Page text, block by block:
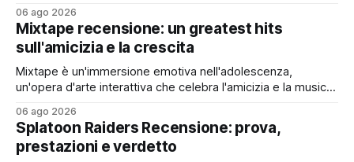
06 ago 2026
Mixtape recensione: un greatest hits
sull'amicizia e la crescita
Mixtape è un'immersione emotiva nell'adolescenza,
un'opera d'arte interattiva che celebra l'amicizia e la musica
06 ago 2026
Splatoon Raiders Recensione: prova,
prestazioni e verdetto